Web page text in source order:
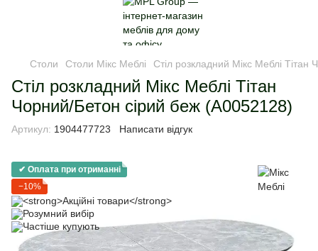
Столи Столи Мікс Меблі Стіл розкладний Мікс Меблі
Стіл розкладний Мікс Меблі Тітан
Чорний/Бетон сірий беж (А0052128)
Артикул: 1904477723 Написати відгук
✔ Оплата при отриманні
−10%